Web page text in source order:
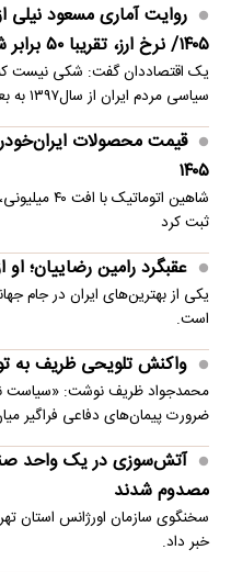
۱۴۰۵/ نرخ ارز، تقریبا ۵۰ برابر شده
یک اقتصاددان گفت: شکی نیست که
سیاسی مردم ایران از سال۱۳۹۷ به بعد نه تنها در مجموع،…
۱۴۰۵
شاهین
ثبت کرد
عقبگرد رامین رضاییان؛
است.
واکنش تلویحی ظریف به
محمدجواد ظریف نوشت: «سیاست
ضرورت پیمان‌های دفاعی فراگیر
مصدوم شدند
سخنگوی سازمان اورژانس استان
خبر داد.